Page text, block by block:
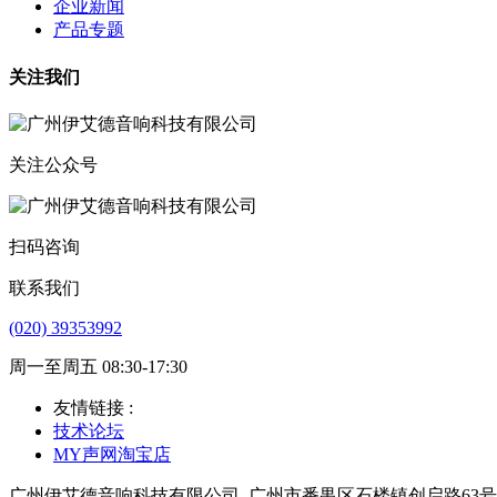
企业新闻
产品专题
关注我们
关注公众号
扫码咨询
联系我们
(020) 39353992
周一至周五 08:30-17:30
友情链接 :
技术论坛
MY声网淘宝店